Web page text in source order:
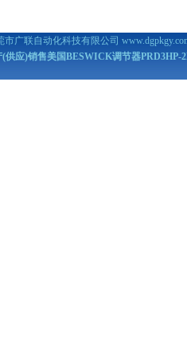
市广联自动化科技有限公司
供应)销售美国BESWICK调节器